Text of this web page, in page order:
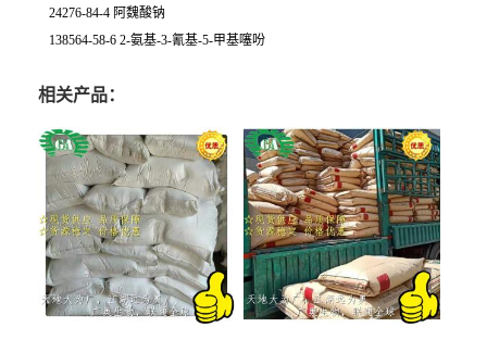
24276-84-4 阿魏酸钠
138564-58-6 2-氨基-3-氰基-5-甲基噻吩
相关产品：